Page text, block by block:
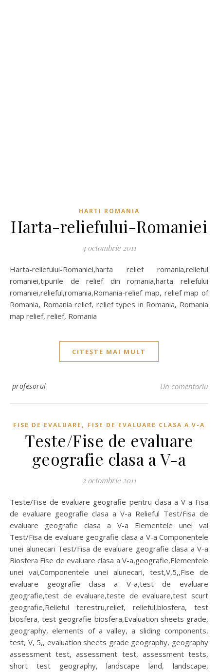
HARTI ROMANIA
Harta-reliefului-Romaniei
4 octombrie 2011
Harta-reliefului-Romaniei,harta relief romania,relieful
romaniei,tipurile de relief din romania,harta reliefului
romaniei,relieful,romania,Romania-relief map, relief map of
Romania, Romania relief, relief types in Romania, Romania
map relief, relief, Romania
CITEȘTE MAI MULT
profesorul Un comentariu
FISE DE EVALUARE , FISE DE EVALUARE CLASA A V-A
Teste/Fise de evaluare
geografie clasa a V-a
2 octombrie 2011
Teste/Fise de evaluare geografie pentru clasa a V-a Fisa
de evaluare geografie clasa a V-a Relieful Test/Fisa de
evaluare geografie clasa a V-a Elementele unei vai
Test/Fisa de evaluare geografie clasa a V-a Componentele
unei alunecari Test/Fisa de evaluare geografie clasa a V-a
Biosfera Fise de evaluare clasa a V-a,geografie,Elementele
unei vai,Componentele unei alunecari, test,V,5,,Fise de
evaluare geografie clasa a V-a,test de evaluare
geografie,test de evaluare,teste de evaluare,test scurt
geografie,Relieful terestru,relief, relieful,biosfera, test
biosfera, test geografie biosfera,Evaluation sheets grade,
geography, elements of a valley, a sliding components,
test, V, 5,, evaluation sheets grade geography, geography
assessment test, assessment test, assessment tests,
short test geography, landscape land, landscape,